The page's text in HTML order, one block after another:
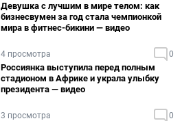
Девушка с лучшим в мире телом: как
бизнесвумен за год стала чемпионкой
мира в фитнес-бикини — видео
4 просмотра 0
Россиянка выступила перед полным
стадионом в Африке и украла улыбку
президента — видео
3 просмотра 0